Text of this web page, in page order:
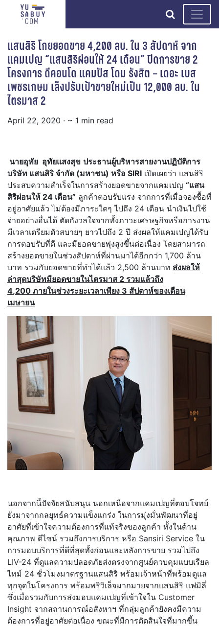
search
แสนสิริ โกยยอดขาย 4,200 ลบ. ใน 3 สัปดาห์ จาก
แคมเปญ “แสนสิริผ่อนให้ 24 เดือน” ปิดการขาย 2
โครงการ ดีคอนโด แคมปัส โดม รังสิต – เดอะ เบส
เพชรเกษม เล็งปรับเป้าขายใหม่เป็น 12,000 ลบ. ใน
ไตรมาส 2
April 22, 2020 · ~ 1 min read
นายอุทัย อุทัยแสงสุข ประธานผู้บริหารสายงานปฏิบัติการ
บริษัท แสนสิริ จำกัด (มหาชน) หรือ SIRI เปิดเผยว่า แสนสิริ
ประสบความสำเร็จในการสร้างยอดขายจากแคมเปญ “แสน
สิริผ่อนให้ 24 เดือน” ลูกค้าตอบรับแรง จากการที่เมื่อจองซื้อที่
อยู่อาศัยแล้ว ไม่ต้องมีภาระใดๆ ไปถึง 24 เดือน นำเงินไปใช้
จ่ายอย่างอื่นได้ ตัดกังวลใจจากทั้งภาวะเศรษฐกิจหรือการงาน
มีเวลาเตรียมตัวสบายๆ ยาวไปถึง 2 ปี ส่งผลให้แคมเปญได้รับ
การตอบรับที่ดี และมียอดขายพุ่งสูงขึ้นต่อเนื่อง โดยสามารถ
สร้างยอดขายในช่วงสัปดาห์ที่ผ่านมาได้อีกกว่า 1,700 ล้าน
บาท รวมกับยอดขายที่ทำได้แล้ว 2,500 ล้านบาท ส่งผลให้
ล่าสุดบริษัทมียอดขายในไตรมาส 2 รวมแล้วถึง
4,200 ภายในช่วงระยะเวลาเพียง 3 สัปดาห์ของเดือน
เมษายน
นอกจากนี้ปัจจัยสนับสนุน นอกเหนือจากแคมเปญที่ตอบโจทย์
ยังมาจากกลยุทธ์ความแข็งแกร่ง ในการมุ่งมั่นพัฒนาที่อยู่
อาศัยที่เข้าใจความต้องการที่แท้จริงของลูกค้า ทั้งในด้าน
คุณภาพ ดีไซน์ รวมถึงการบริการ หรือ Sansiri Service ใน
การมอบบริการที่ดีที่สุดทั้งก่อนและหลังการขาย รวมไปถึง
LIV-24 ที่ดูแลความปลอดภัยส่งตรงจากศูนย์ควบคุมแบบเรียล
ไทม์ 24 ชั่วโมงมาตรฐานแสนสิริ พร้อมเจ้าหน้าที่พร้อมดูแล
ทุกจุดในโครงการ พร้อมพริวิเล็จมากมายจากแสนสิริ แฟมิลี่
ซึ่งเมื่อรวมกับการส่งมอบแคมเปญที่เข้าใจใน Customer
Insight จากสถานการณ์อสังหาฯ ที่กลุ่มลูกค้ายังคงมีความ
ต้องการที่อยู่อาศัยต่อเนื่อง ขณะที่มีการตัดสินใจที่มากขึ้น